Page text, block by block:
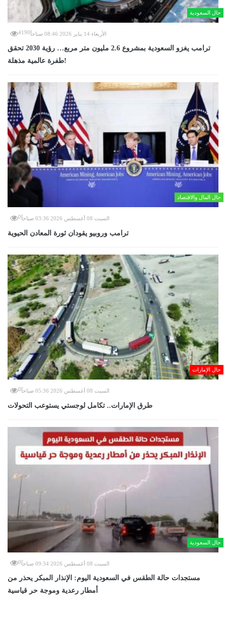
حال السعودية
الأربعاء 14 يناير 2026 08:46 صباحاً 4190
ترامب يغزو السعودية بمشروع 2.6 مليون متر مربع… رؤية 2030 تحقق
طفرة عالمية مذهلة!
حال المال والاقتصاد
السبت 08 أغسطس 2026 03:36 صباحاً 0
ترامب وروبيو يقودان ثورة المعادن الحيوية
حال الإمارات
السبت 08 أغسطس 2026 05:36 صباحاً 0
طرق الإمارات.. تكامل لوجستي يستوعب التحولات
حال السعودية
السبت 08 أغسطس 2026 09:34 صباحاً 0
مستجدات حالة الطقس في السعودية اليوم: الإنذار المبكر يحذر من
أمطار رعدية وموجة حر قياسية